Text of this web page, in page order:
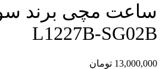
ساعت مچی برند
L1227B-SG02B
13,000,000 تومان